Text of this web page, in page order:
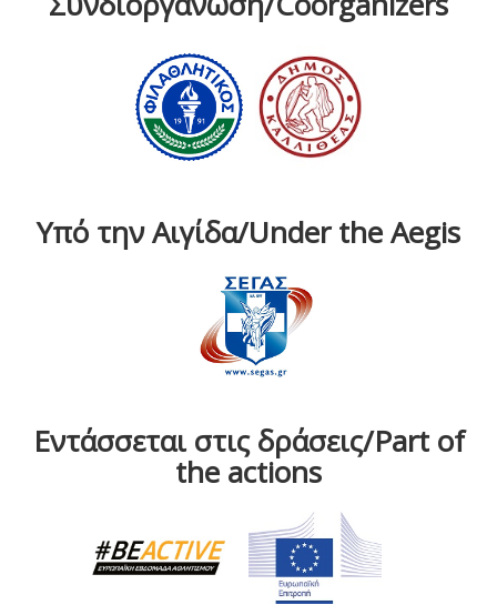
Υπό την Αιγίδα/Under the Aegis
Εντάσσεται στις δράσεις/Part of
the actions